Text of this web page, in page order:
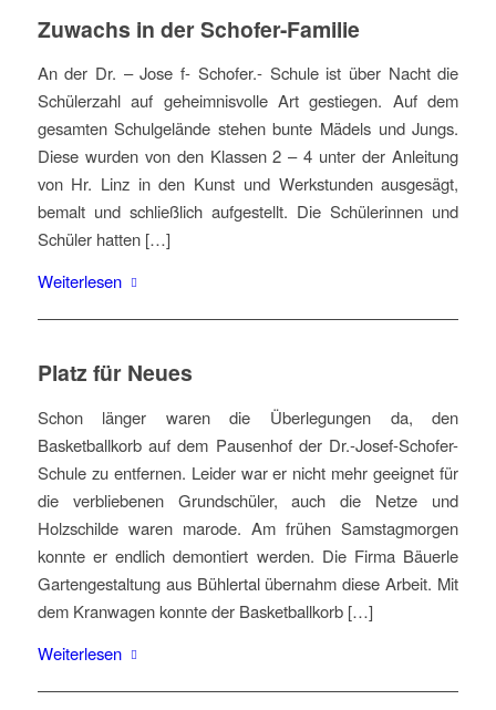
Zuwachs in der Schofer-Familie
An der Dr. – Jose f- Schofer.- Schule ist über Nacht die
Schülerzahl auf geheimnisvolle Art gestiegen. Auf dem
gesamten Schulgelände stehen bunte Mädels und Jungs.
Diese wurden von den Klassen 2 – 4 unter der Anleitung
von Hr. Linz in den Kunst und Werkstunden ausgesägt,
bemalt und schließlich aufgestellt. Die Schülerinnen und
Schüler hatten […]
Weiterlesen
Platz für Neues
Schon länger waren die Überlegungen da, den
Basketballkorb auf dem Pausenhof der Dr.-Josef-Schofer-
Schule zu entfernen. Leider war er nicht mehr geeignet für
die verbliebenen Grundschüler, auch die Netze und
Holzschilde waren marode. Am frühen Samstagmorgen
konnte er endlich demontiert werden. Die Firma Bäuerle
Gartengestaltung aus Bühlertal übernahm diese Arbeit. Mit
dem Kranwagen konnte der Basketballkorb […]
Weiterlesen